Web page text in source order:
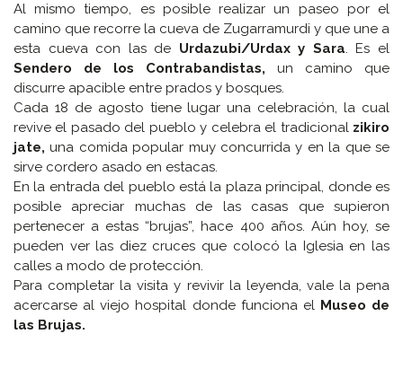
Al mismo tiempo, es posible realizar un paseo por el
camino que recorre la cueva de Zugarramurdi y que une a
esta cueva con las de Urdazubi/Urdax y Sara. Es el
Sendero de los Contrabandistas, un camino que
discurre apacible entre prados y bosques.
Cada 18 de agosto tiene lugar una celebración, la cual
revive el pasado del pueblo y celebra el tradicional zikiro
jate, una comida popular muy concurrida y en la que se
sirve cordero asado en estacas.
En la entrada del pueblo está la plaza principal, donde es
posible apreciar muchas de las casas que supieron
pertenecer a estas “brujas”, hace 400 años. Aún hoy, se
pueden ver las diez cruces que colocó la Iglesia en las
calles a modo de protección.
Para completar la visita y revivir la leyenda, vale la pena
acercarse al viejo hospital donde funciona el Museo de
las Brujas.